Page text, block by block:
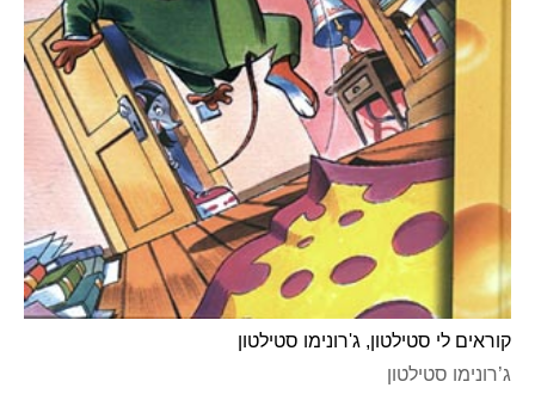
קוראים לי סטילטון, ג'רונימו סטילטון
ג’רונימו סטילטון